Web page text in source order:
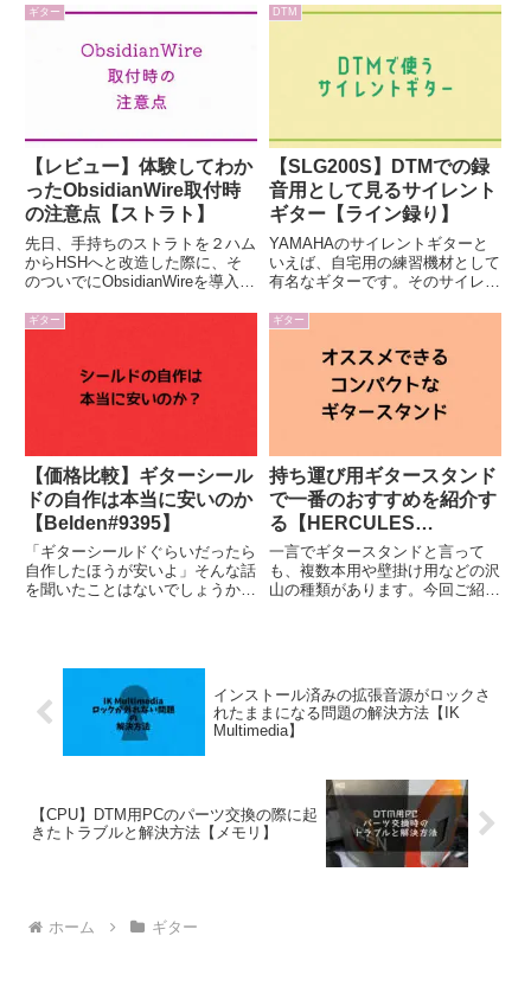
す。ギタリストがカポタストを選
ッチの安定感など色々とあると思
います。今回の記事では、カポタ
ですが、取り出しにくかったりホ
ぁ」と思っていました。そんな
ギター
【レビュー】体験してわか
ったObsidianWire取付時
の注意点【ストラト】
先日、手持ちのストラトを２ハム
からHSHへと改造した際に、そ
のついでにObsidianWireを導入し
ギターのボリューム、トーン、ピ
れ一つ...
DTM
【SLG200S】DTMでの録
音用として見るサイレント
ギター【ライン録り】
YAMAHAのサイレントギターと
いえば、自宅用の練習機材として
有名なギターです。そのサイレン
やはり一般的なアコギよりもかな
とです。日本の住環境において
は、いつでもアコギを弾ける住
ギター
【価格比較】ギターシール
ドの自作は本当に安いのか
【Belden#9395】
「ギターシールドぐらいだったら
自作したほうが安いよ」そんな話
を聞いたことはないでしょうか。
は想像しやすいことです。しか
し、実際の所その価格差がいくら
ぐ...
ギター
持ち運び用ギタースタンド
で一番のおすすめを紹介す
る【HERCULES
GS200B】
一言でギタースタンドと言って
も、複数本用や壁掛け用などの沢
山の種類があります。今回ご紹介
新しいギターを買ってス...
インストール済みの拡張音源がロックさ
れたままになる問題の解決方法【IK
Multimedia】
【CPU】DTM用PCのパーツ交換の際に起
きたトラブルと解決方法【メモリ】
ホーム ギター